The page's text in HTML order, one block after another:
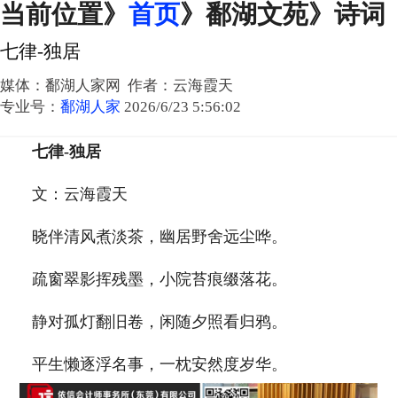
当前位置》 首页》 鄱湖文苑》诗词
七律-独居
媒体：鄱湖人家网 作者：云海霞天
专业号： 鄱湖人家 2026/6/23 5:56:02
七律-独居
文：云海霞天
晓伴清风煮淡茶，幽居野舍远尘哗。
疏窗翠影挥残墨，小院苔痕缀落花。
静对孤灯翻旧卷，闲随夕照看归鸦。
平生懒逐浮名事，一枕安然度岁华。